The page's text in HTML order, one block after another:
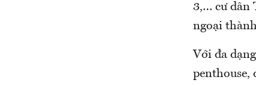
3,… cư dân
ngoại
Với đa
penthouse,